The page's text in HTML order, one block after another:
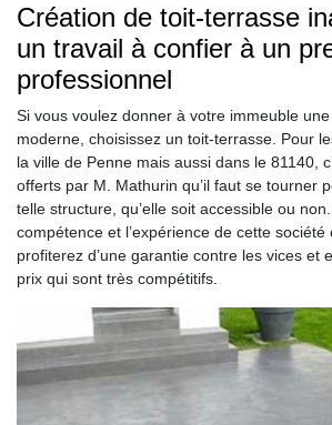
Création de toit-terrasse
un travail à confier à un
professionnel
Si vous voulez donner à votre immeuble
moderne, choisissez un toit-terrasse. Pour
la ville de Penne mais aussi dans le 81140,
offerts par M. Mathurin qu’il faut se tourner
telle structure, qu’elle soit accessible ou
compétence et l’expérience de cette
profiterez d’une garantie contre les vices et
prix qui sont très compétitifs.